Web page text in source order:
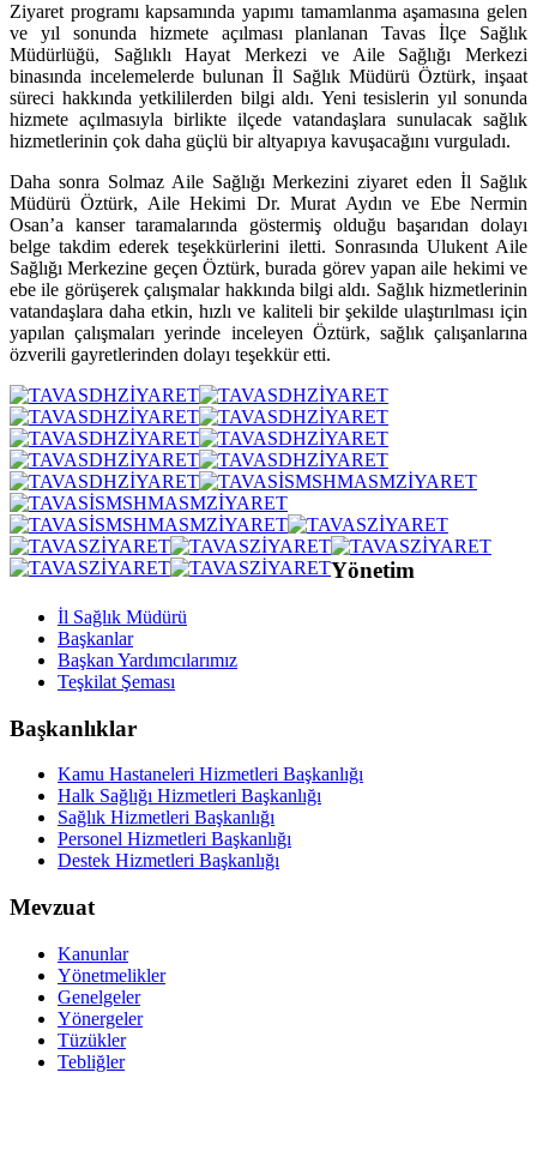
Ziyaret programı kapsamında yapımı tamamlanma aşamasına gelen
ve yıl sonunda hizmete açılması planlanan Tavas İlçe Sağlık
Müdürlüğü, Sağlıklı Hayat Merkezi ve Aile Sağlığı Merkezi
binasında incelemelerde bulunan İl Sağlık Müdürü Öztürk, inşaat
süreci hakkında yetkililerden bilgi aldı. Yeni tesislerin yıl sonunda
hizmete açılmasıyla birlikte ilçede vatandaşlara sunulacak sağlık
hizmetlerinin çok daha güçlü bir altyapıya kavuşacağını vurguladı.
Daha sonra Solmaz Aile Sağlığı Merkezini ziyaret eden İl Sağlık
Müdürü Öztürk, Aile Hekimi Dr. Murat Aydın ve Ebe Nermin
Osan’a kanser taramalarında göstermiş olduğu başarıdan dolayı
belge takdim ederek teşekkürlerini iletti. Sonrasında Ulukent Aile
Sağlığı Merkezine geçen Öztürk, burada görev yapan aile hekimi ve
ebe ile görüşerek çalışmalar hakkında bilgi aldı. Sağlık hizmetlerinin
vatandaşlara daha etkin, hızlı ve kaliteli bir şekilde ulaştırılması için
yapılan çalışmaları yerinde inceleyen Öztürk, sağlık çalışanlarına
özverili gayretlerinden dolayı teşekkür etti.
Yönetim
İl Sağlık Müdürü
Başkanlar
Başkan Yardımcılarımız
Teşkilat Şeması
Başkanlıklar
Kamu Hastaneleri Hizmetleri Başkanlığı
Halk Sağlığı Hizmetleri Başkanlığı
Sağlık Hizmetleri Başkanlığı
Personel Hizmetleri Başkanlığı
Destek Hizmetleri Başkanlığı
Mevzuat
Kanunlar
Yönetmelikler
Genelgeler
Yönergeler
Tüzükler
Tebliğler